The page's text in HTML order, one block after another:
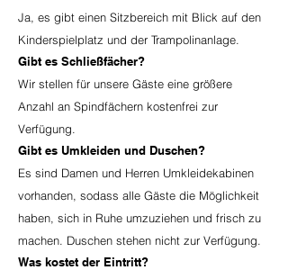
Ja, es gibt einen Sitzbereich mit Blick auf den
Kinderspielplatz und der Trampolinanlage.
Gibt es Schließfächer?
Wir stellen für unsere Gäste eine größere
Anzahl an Spindfächern kostenfrei zur
Verfügung.
Gibt es Umkleiden und Duschen?
Es sind Damen und Herren Umkleidekabinen
vorhanden, sodass alle Gäste die Möglichkeit
haben, sich in Ruhe umzuziehen und frisch zu
machen. Duschen stehen nicht zur Verfügung.
Was kostet der Eintritt?